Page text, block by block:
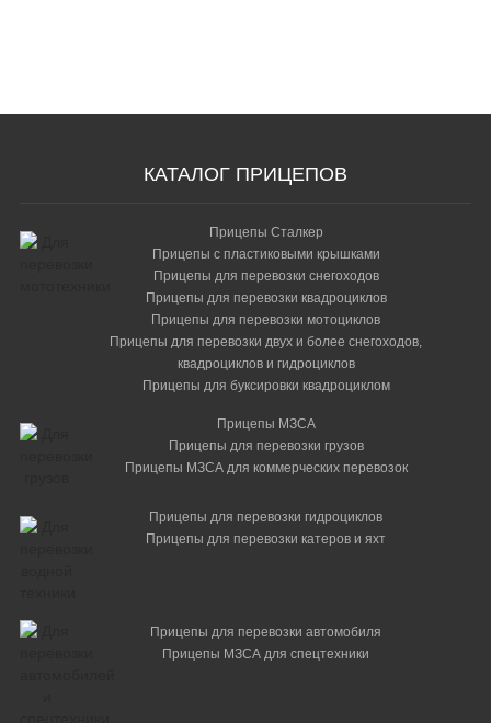
КАТАЛОГ ПРИЦЕПОВ
Прицепы Сталкер
Прицепы с пластиковыми крышками
Прицепы для перевозки снегоходов
Прицепы для перевозки квадроциклов
Прицепы для перевозки мотоциклов
Прицепы для перевозки двух и более снегоходов,
квадроциклов и гидроциклов
Прицепы для буксировки квадроциклом
Прицепы МЗСА
Прицепы для перевозки грузов
Прицепы МЗСА для коммерческих перевозок
Прицепы для перевозки гидроциклов
Прицепы для перевозки катеров и яхт
Прицепы для перевозки автомобиля
Прицепы МЗСА для спецтехники